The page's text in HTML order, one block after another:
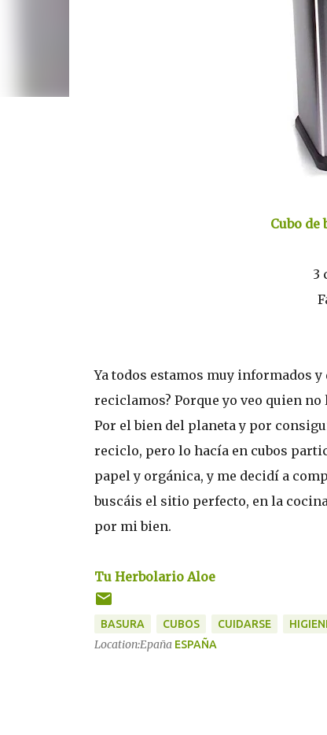
Cubo
3
Ya todos estamos muy informados
reciclamos? Porque yo veo quien no
Por el bien del planeta y por
reciclo, pero lo hacía en cubos
papel y orgánica, y me decidí a
buscáis el sitio perfecto, en la
por mi bien.
Tu Herbolario Aloe
BASURA CUBOS CUIDARSE
Location:Epaña ESPAÑA